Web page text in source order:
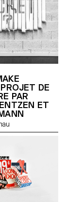
DE
PAR
ET